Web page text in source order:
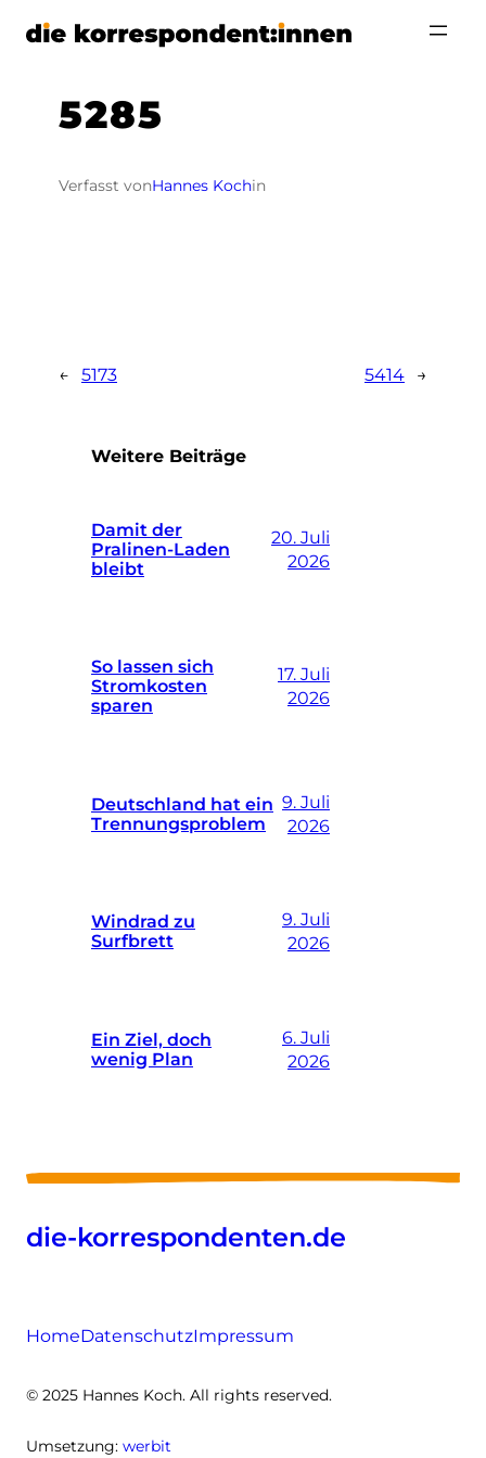
Zum
5285
Verfasst vonHannes Kochin
← 5173 5414 →
Weitere Beiträge
Damit der
Pralinen-Laden
bleibt
20. Juli
2026
So lassen sich
Stromkosten
sparen
17. Juli
2026
Deutschland hat ein
Trennungsproblem
9. Juli
2026
Windrad zu
Surfbrett
9. Juli
2026
Ein Ziel, doch
wenig Plan
6. Juli
2026
die-korrespondenten.de
HomeDatenschutzImpressum
© 2025 Hannes Koch. All rights reserved.
Umsetzung: werbit